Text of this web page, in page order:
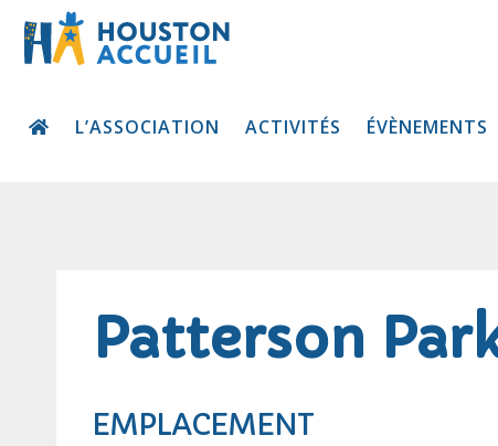
L’ASSOCIATION ACTIVITÉS ÉVÈNEMENTS
Patterson
EMPLACEMENT